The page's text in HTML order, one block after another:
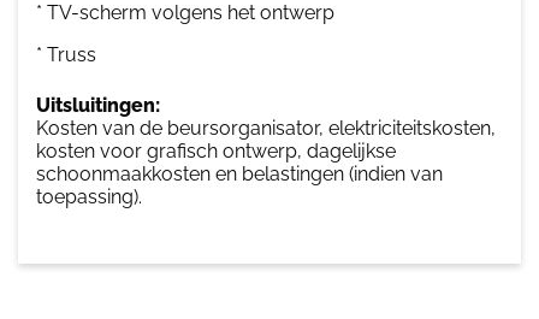
* TV-scherm volgens het ontwerp
* Truss
Uitsluitingen:
Kosten van de beursorganisator, elektriciteitskosten,
kosten voor grafisch ontwerp, dagelijkse
schoonmaakkosten en belastingen (indien van
toepassing).